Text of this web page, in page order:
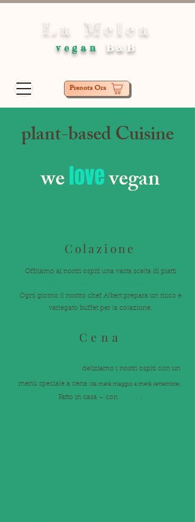
Prenota Ora
La Melea
vegan B&B
plant-based Cuisine
welovevegan
Colazione
Offriamo ai nostri ospiti una vasta scelta di piatti
Ogni giorno il nostro chef Albert prepara un ricco e
variegato buffet per la colazione.
Cena​
deliziamo i nostri ospiti con un
menù speciale a cena (da metà maggio a metà settembre) .
Fatto in casa – con .